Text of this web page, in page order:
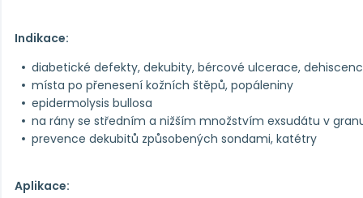
Indikace:
diabetické defekty, dekubity, bércové ulcerace,
místa po přenesení kožních štěpů, popáleniny
epidermolysis bullosa
na rány se středním a nižším množstvím exsudátu v
prevence dekubitů způsobených sondami, katétry
Aplikace: